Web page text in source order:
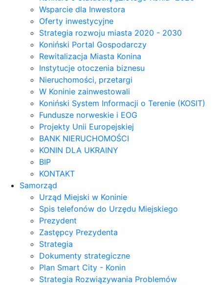
Wsparcie dla Inwestora
Oferty inwestycyjne
Strategia rozwoju miasta 2020 - 2030
Koniński Portal Gospodarczy
Rewitalizacja Miasta Konina
Instytucje otoczenia biznesu
Nieruchomości, przetargi
W Koninie zainwestowali
Koniński System Informacji o Terenie (KOSIT)
Fundusze norweskie i EOG
Projekty Unii Europejskiej
BANK NIERUCHOMOŚCI
KONIN DLA UKRAINY
BIP
KONTAKT
Samorząd
Urząd Miejski w Koninie
Spis telefonów do Urzędu Miejskiego
Prezydent
Zastępcy Prezydenta
Strategia
Dokumenty strategiczne
Plan Smart City - Konin
Strategia Rozwiązywania Problemów